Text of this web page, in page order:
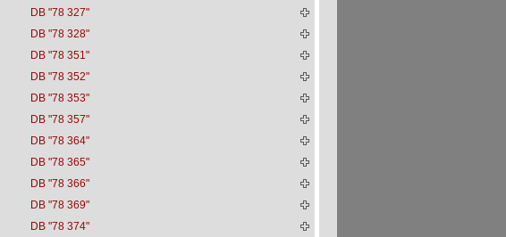
DB "78 327"
DB "78 328"
DB "78 351"
DB "78 352"
DB "78 353"
DB "78 357"
DB "78 364"
DB "78 365"
DB "78 366"
DB "78 369"
DB "78 374"